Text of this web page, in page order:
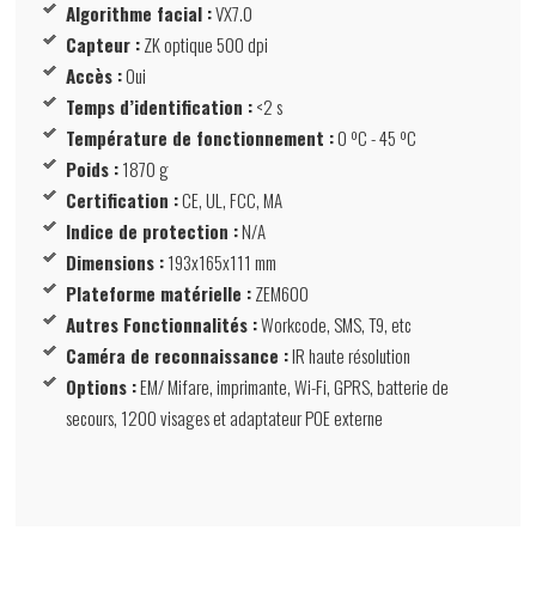
Algorithme facial :VX7.0
Capteur :ZK optique 500 dpi
Accès :Oui
Temps d’identification :<2 s
Température de fonctionnement :0 ºC - 45 ºC
Poids :1870 g
Certification :CE, UL, FCC, MA
Indice de protection :N/A
Dimensions :193x165x111 mm
Plateforme matérielle :ZEM600
Autres Fonctionnalités :Workcode, SMS, T9, etc
Caméra de reconnaissance :IR haute résolution
Options :EM/ Mifare, imprimante, Wi-Fi, GPRS, batterie de
secours, 1200 visages et adaptateur POE externe